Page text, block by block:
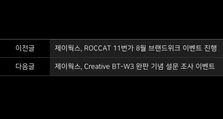
이전글 제이웍스, ROCCAT 11번가 8월 브랜드위크 이벤트 진행
다음글 제이웍스, Creative BT-W3 완판 기념 설문 조사 이벤트